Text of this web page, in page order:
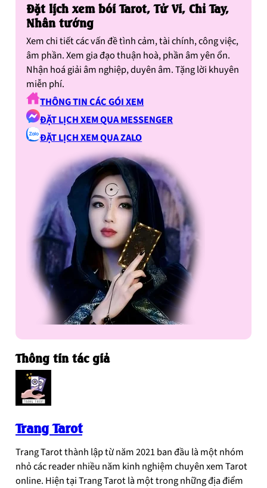
Đặt lịch xem bói Tarot, Tử Vi, Chỉ Tay,
Nhân tướng
Xem chi tiết các vấn đề tình cảm, tài chính, công việc,
âm phần. Xem gia đạo thuận hoà, phần âm yên ổn.
Nhận hoá giải âm nghiệp, duyên âm. Tặng lời khuyên
miễn phí.
THÔNG TIN CÁC GÓI XEM
ĐẶT LỊCH XEM QUA MESSENGER
ĐẶT LỊCH XEM QUA ZALO
Thông tin tác giả
Trang Tarot
Trang Tarot thành lập từ năm 2021 ban đầu là một nhóm
nhỏ các reader nhiều năm kinh nghiệm chuyên xem Tarot
online. Hiện tại Trang Tarot là một trong những địa điểm